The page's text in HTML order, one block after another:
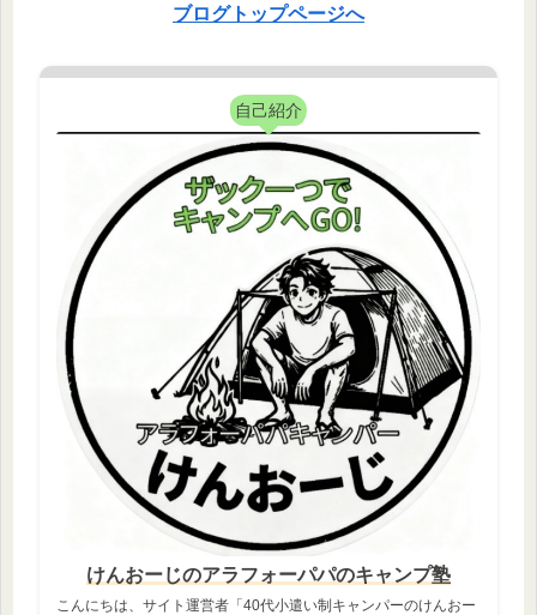
ブログトップページへ
自己紹介
けんおーじのアラフォーパパのキャンプ塾
こんにちは、サイト運営者「40代小遣い制キャンパーのけんおー